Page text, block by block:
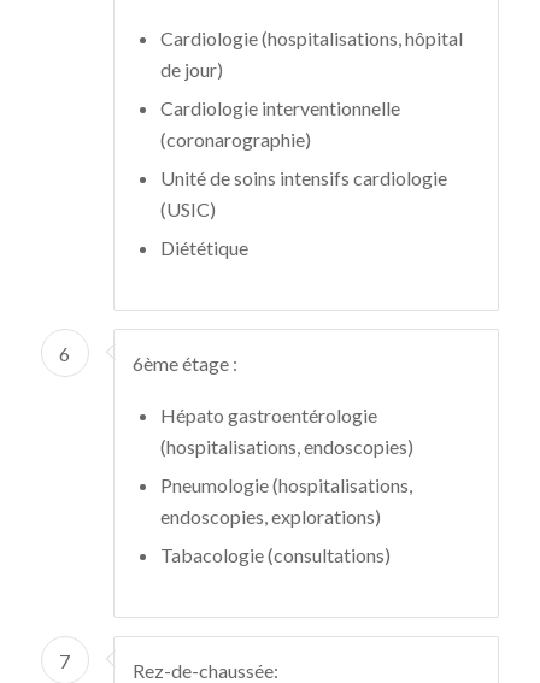
Cardiologie (hospitalisations, hôpital
de jour)
Cardiologie interventionnelle
(coronarographie)
Unité de soins intensifs cardiologie
(USIC)
Diététique
6 6ème étage :
Hépato gastroentérologie
(hospitalisations, endoscopies)
Pneumologie (hospitalisations,
endoscopies, explorations)
Tabacologie (consultations)
7 Rez-de-chaussée: